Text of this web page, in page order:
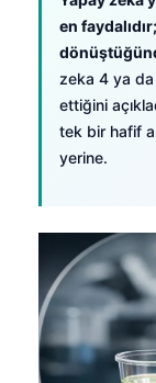
en
zeka 4 ya
ettiğini
tek bir hafif
yerine.